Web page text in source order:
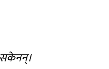
सकेनन्।